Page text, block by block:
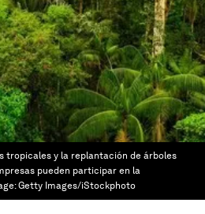
tropicales y la replantación de árboles
pueden participar en la
Getty Images/iStockphoto